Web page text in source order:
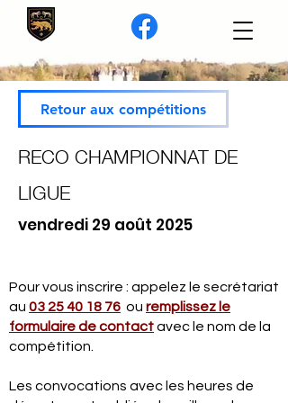
Retour aux compétitions
RECO CHAMPIONNAT DE
LIGUE
vendredi 29 août 2025
Pour vous inscrire : appelez le secrétariat
au 03 25 40 18 76 ou remplissez le
formulaire de contactavec le nom de la
compétition.
Les convocations avec les heures de